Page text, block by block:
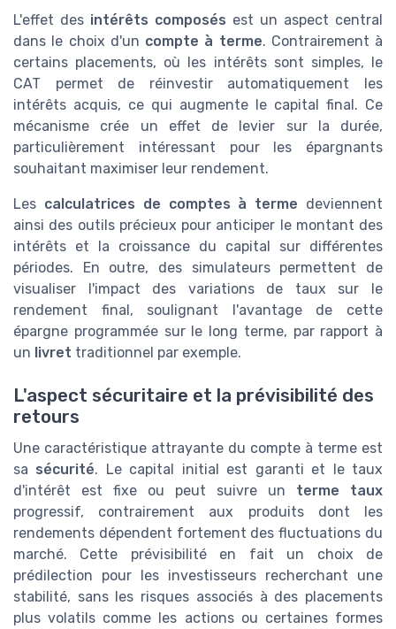
L'effet des intérêts composés est un aspect central
dans le choix d'un compte à terme. Contrairement à
certains placements, où les intérêts sont simples, le
CAT permet de réinvestir automatiquement les
intérêts acquis, ce qui augmente le capital final. Ce
mécanisme crée un effet de levier sur la durée,
particulièrement intéressant pour les épargnants
souhaitant maximiser leur rendement.
Les calculatrices de comptes à terme deviennent
ainsi des outils précieux pour anticiper le montant des
intérêts et la croissance du capital sur différentes
périodes. En outre, des simulateurs permettent de
visualiser l'impact des variations de taux sur le
rendement final, soulignant l'avantage de cette
épargne programmée sur le long terme, par rapport à
un livret traditionnel par exemple.
L'aspect sécuritaire et la prévisibilité des
retours
Une caractéristique attrayante du compte à terme est
sa sécurité. Le capital initial est garanti et le taux
d'intérêt est fixe ou peut suivre un terme taux
progressif, contrairement aux produits dont les
rendements dépendent fortement des fluctuations du
marché. Cette prévisibilité en fait un choix de
prédilection pour les investisseurs recherchant une
stabilité, sans les risques associés à des placements
plus volatils comme les actions ou certaines formes